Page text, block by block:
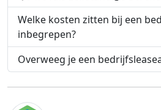
Welke kosten zitten bij een
inbegrepen?
Overweeg je een